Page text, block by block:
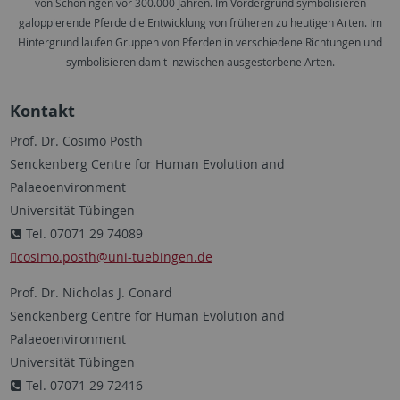
galoppierende Pferde die Entwicklung von früheren zu heutigen Arten. Im
Hintergrund laufen Gruppen von Pferden in verschiedene Richtungen und
symbolisieren damit inzwischen ausgestorbene Arten.
Kontakt
Prof. Dr. Cosimo Posth
Senckenberg Centre for Human Evolution and
Palaeoenvironment
Universität Tübingen
Tel. 07071 29 74089
cosimo.posth@uni-tuebingen.de
Prof. Dr. Nicholas J. Conard
Senckenberg Centre for Human Evolution and
Palaeoenvironment
Universität Tübingen
Tel. 07071 29 72416